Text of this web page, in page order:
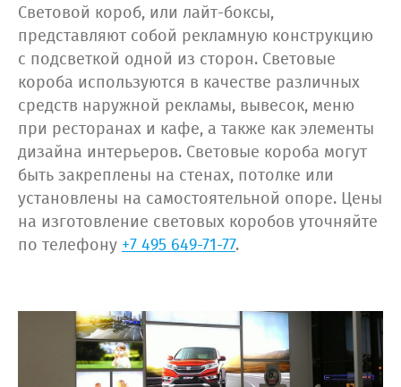
Световой короб, или лайт-боксы,
представляют собой рекламную конструкцию
с подсветкой одной из сторон. Световые
короба используются в качестве различных
средств наружной рекламы, вывесок, меню
при ресторанах и кафе, а также как элементы
дизайна интерьеров. Световые короба могут
быть закреплены на стенах, потолке или
установлены на самостоятельной опоре. Цены
на изготовление световых коробов уточняйте
по телефону+7 495 649-71-77.